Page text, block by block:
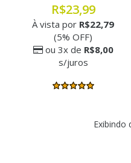
R$23,99
À vista por R$22,79
(5% OFF)
ou 3x de R$8,00
s/juros
Exibindo